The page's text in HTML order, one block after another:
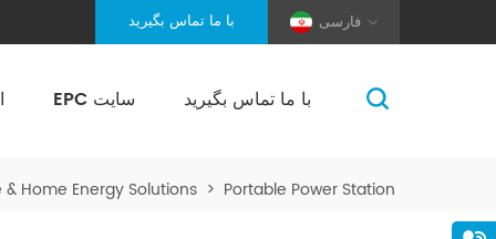
فارسی با ما تماس بگیرید
EPC سایت با ما تماس بگیرید
& Home Energy Solutions > Portable Power Station